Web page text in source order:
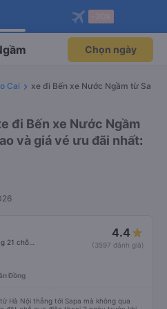
ngay!
viên độc
Mở app
vé máy bay qua
Mở app
Chọn ngày
Cai
xe đi Bến xe Nước Ngầm từ Sa
đi Bến xe Nước Ngầm
và giá vé ưu đãi nhất:
4.4
(3597 đánh giá)
Đồng
Hà Nội thẳng tới Sapa mà không qua